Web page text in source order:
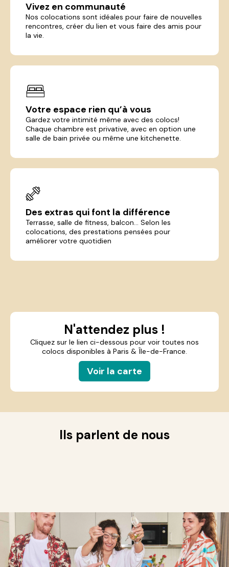
Vivez en communauté
Nos colocations sont idéales pour faire de nouvelles
rencontres, créer du lien et vous faire des amis pour
la vie.
Votre espace rien qu’à vous
Gardez votre intimité même avec des colocs!
Chaque chambre est privative, avec en option une
salle de bain privée ou même une kitchenette.
Des extras qui font la différence
Terrasse, salle de fitness, balcon... Selon les
colocations, des prestations pensées pour
améliorer votre quotidien
N'attendez plus !
Cliquez sur le lien ci-dessous pour voir toutes nos
colocs disponibles à Paris & Île-de-France.
Voir la carte
Ils parlent de nous